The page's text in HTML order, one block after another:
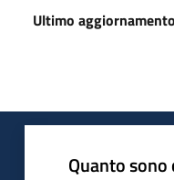
Ultimo aggiornamento
Quanto